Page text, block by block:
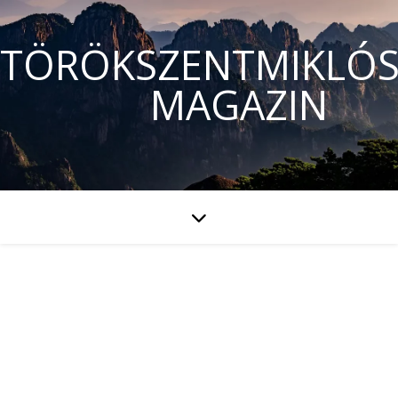
MAGAZIN